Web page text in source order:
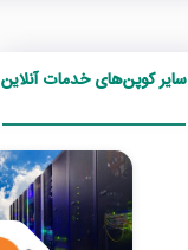
سایر کوپن‌های خدمات آنلاین